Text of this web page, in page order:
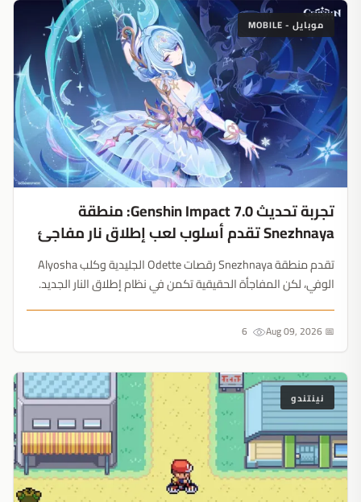
موبايل - MOBILE
تجربة تحديث Genshin Impact 7.0: منطقة
Snezhnaya تقدم أسلوب لعب إطلاق نار مفاجئ
تقدم منطقة Snezhnaya رقصات Odette الجليدية وكلب Alyosha
الوفي، لكن المفاجأة الحقيقية تكمن في نظام إطلاق النار الجديد.
📅 Aug 09, 2026
نينتندو